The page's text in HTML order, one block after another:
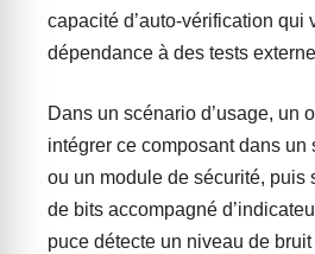
capacité d’auto-vérification qui
dépendance à des tests
Dans un scénario d’usage, un
intégrer ce composant dans un
ou un module de sécurité, puis
de bits accompagné
puce détecte un niveau de